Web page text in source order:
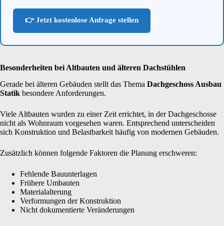
👉 Jetzt kostenlose Anfrage stellen
Besonderheiten bei Altbauten und älteren Dachstühlen
Gerade bei älteren Gebäuden stellt das Thema Dachgeschoss Ausbau
Statik besondere Anforderungen.
Viele Altbauten wurden zu einer Zeit errichtet, in der Dachgeschosse
nicht als Wohnraum vorgesehen waren. Entsprechend unterscheiden
sich Konstruktion und Belastbarkeit häufig von modernen Gebäuden.
Zusätzlich können folgende Faktoren die Planung erschweren:
Fehlende Bauunterlagen
Frühere Umbauten
Materialalterung
Verformungen der Konstruktion
Nicht dokumentierte Veränderungen